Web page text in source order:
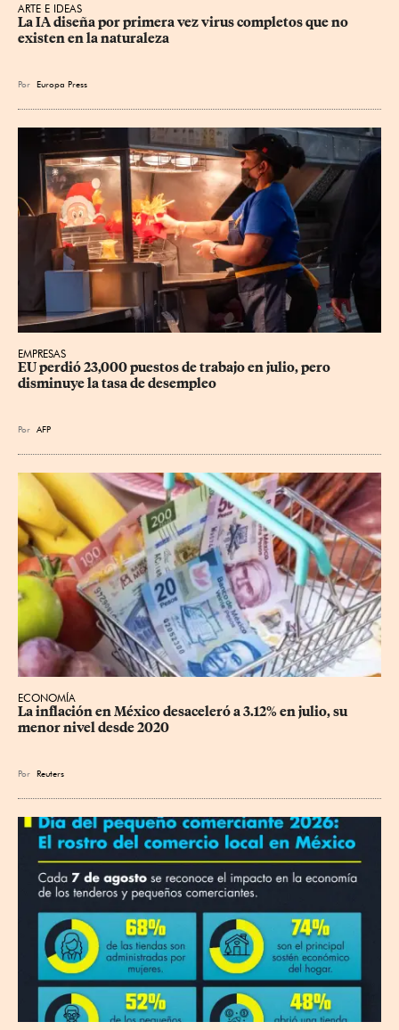
ARTE E IDEAS
La IA diseña por primera vez virus completos que no
existen en la naturaleza
Por Europa Press
EMPRESAS
EU perdió 23,000 puestos de trabajo en julio, pero
disminuye la tasa de desempleo
Por AFP
ECONOMÍA
La inflación en México desaceleró a 3.12% en julio, su
menor nivel desde 2020
Por Reuters